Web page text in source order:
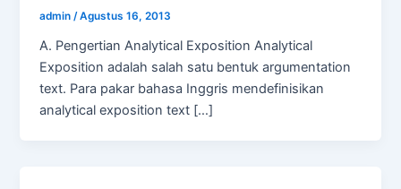
admin/Agustus 16, 2013
A. Pengertian Analytical Exposition Analytical
Exposition adalah salah satu bentuk argumentation
text. Para pakar bahasa Inggris mendefinisikan
analytical exposition text […]